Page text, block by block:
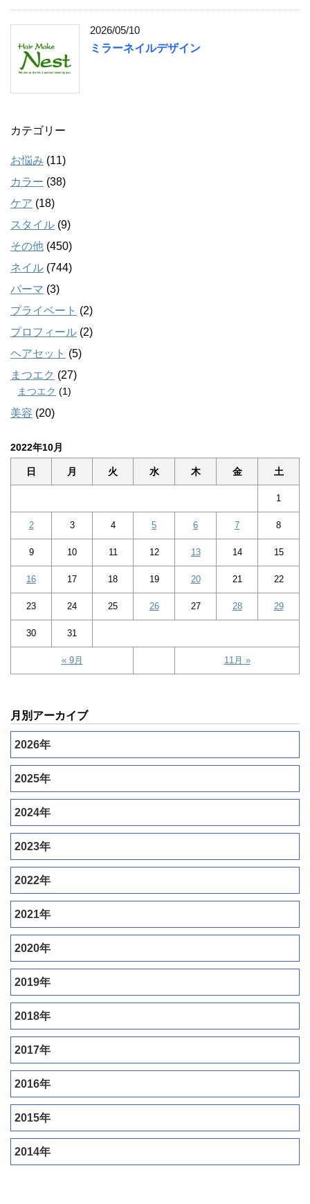
2026/05/10
ミラーネイルデザイン
カテゴリー
お悩み (11)
カラー (38)
ケア (18)
スタイル (9)
その他 (450)
ネイル (744)
パーマ (3)
プライベート (2)
プロフィール (2)
ヘアセット (5)
まつエク (27)
まつエク (1)
美容 (20)
2022年10月
日 月 火 水 木 金 土
« 9月 11月 »
1
2 3 4 5 6 7 8
9 10 11 12 13 14 15
16 17 18 19 20 21 22
23 24 25 26 27 28 29
30 31
月別アーカイブ
2026年
2025年
2024年
2023年
2022年
2021年
2020年
2019年
2018年
2017年
2016年
2015年
2014年